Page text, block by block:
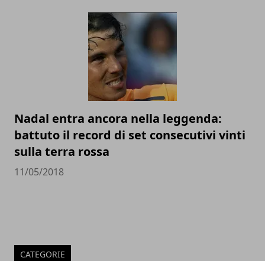
Nadal entra ancora nella leggenda:
battuto il record di set consecutivi vinti
sulla terra rossa
11/05/2018
CATEGORIE